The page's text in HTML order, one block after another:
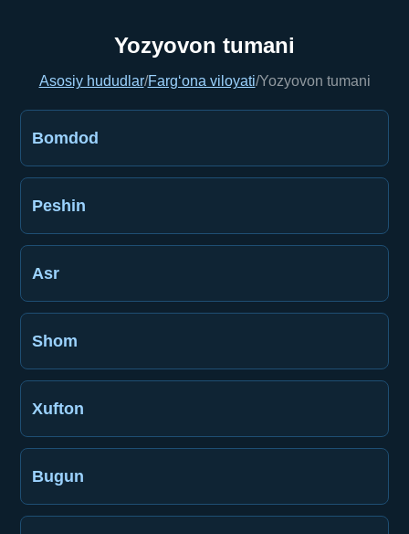
Yozyovon tumani
Asosiy hududlar/Farg‘ona viloyati/Yozyovon tumani
Bomdod
Peshin
Asr
Shom
Xufton
Bugun